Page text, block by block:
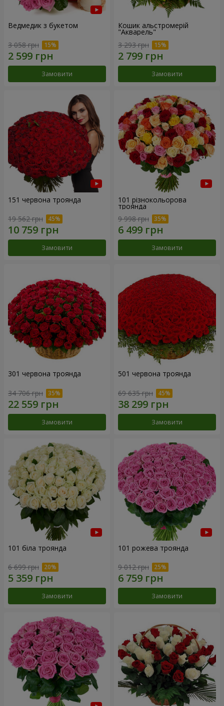
Ведмедик з букетом
3 058 грн
Замовити
Кошик альстромерій
"Акварель"
3 293 грн
Замовити
151 червона троянда
19 562 грн
Замовити
101 різнокольорова
троянда
9 998 грн
Замовити
301 червона троянда
34 706 грн
Замовити
501 червона троянда
69 635 грн
Замовити
101 біла троянда
6 699 грн
Замовити
101 рожева троянда
9 012 грн
Замовити